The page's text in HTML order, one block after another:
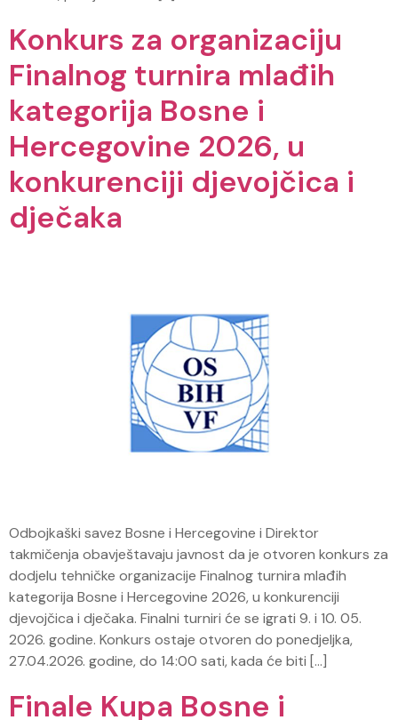
Konkurs za organizaciju
Finalnog turnira mlađih
kategorija Bosne i
Hercegovine 2026, u
konkurenciji djevojčica i
dječaka
Odbojkaški savez Bosne i Hercegovine i Direktor
takmičenja obavještavaju javnost da je otvoren konkurs za
dodjelu tehničke organizacije Finalnog turnira mlađih
kategorija Bosne i Hercegovine 2026, u konkurenciji
djevojčica i dječaka. Finalni turniri će se igrati 9. i 10. 05.
2026. godine. Konkurs ostaje otvoren do ponedjeljka,
27.04.2026. godine, do 14:00 sati, kada će biti […]
Finale Kupa Bosne i